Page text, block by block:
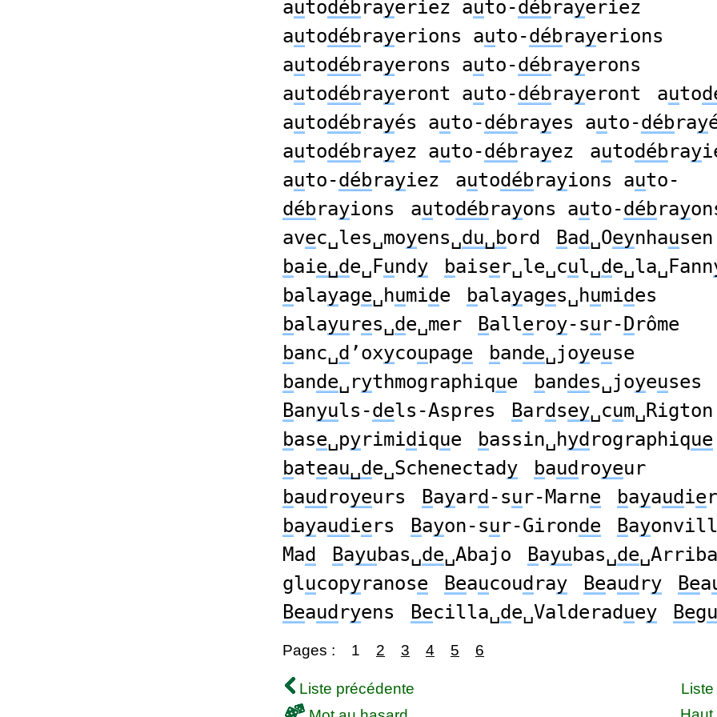
autodébrayeriez auto-débrayeriez
autodébrayerions auto-débrayerions
autodébrayerons auto-débrayerons
autodébrayeront auto-débrayeront auto
autodébrayés auto-débrayes auto-débray
autodébrayez auto-débrayez autodébray
auto-débrayiez autodébrayions auto-
débrayions autodébrayons auto-débray
avec␣les␣moyens␣du␣bord Bad␣Oeynhausen
baie␣de␣Fundy baiser␣le␣cul␣de␣la␣Fann
balayage␣humide balayages␣humides
balayures␣de␣mer Balleroy-sur- Drôme
banc␣d ’oxycoupage bande␣joyeuse
bande␣rythmographique bandes␣joyeuses
Banyuls-dels-Aspres Bard sey␣cum␣Rigton
base␣pyrimid ique bassin␣hyd rographique
bateau␣de␣Schenectady baud royeur
baud royeurs Bayard -sur-Marne bayaud ier
bayaud iers Bayon-sur-Gironde Bayonvill
Mad Bayubas␣de␣Abajo Bayubas␣de␣Arriba
glucopyranose Beaucoud ray Beaud ry Bea
Beaud ryens Becilla␣de␣Valderad uey Begu
Pages : 1 2 3 4 5 6
Liste précédente